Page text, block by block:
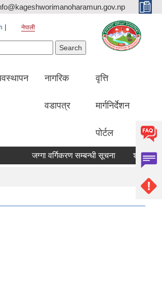
नेपाली
नागरिक
वडापत्र
वृत्ति
मार्गनिर्देशन
पोर्टल
जग्गा वर्गिकरण सम्बन्धी सूचना श्री सिद्दि गणेश